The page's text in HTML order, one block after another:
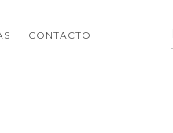
CONTACTO